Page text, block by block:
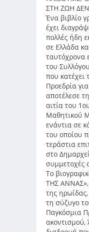
ΣΤΗ ΖΩΗ ΔΕΝ
Ένα βιβλίο
έχει
πολλές ήδη
σε Ελλάδα
ταυτόχρονα
του
που κατέχει
Προεδρία
αποτέλεσε
αιτία του
Μαθητικού
ενάντια σε
του οποίου
τεράστια
στο
συμμετοχές
Το
ΤΗΣ
της
τη σύζυγο
Παγκόσμια
ακοντισμού,